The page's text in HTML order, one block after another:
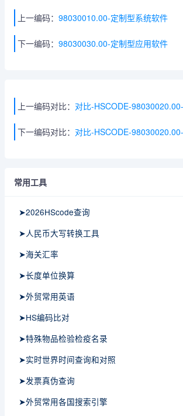
上一编码： 98030010.00-定制型系统软件
下一编码： 98030030.00-定制型应用软件
上一编码对比： 对比-HSCODE-
下一编码对比： 对比-HSCODE-
常用工具
➤2026HScode查询
➤人民币大写转换工具
➤海关汇率
➤长度单位换算
➤外贸常用英语
➤HS编码比对
➤特殊物品检验检疫名录
➤实时世界时间查询和对照
➤发票真伪查询
➤外贸常用各国搜索引擎